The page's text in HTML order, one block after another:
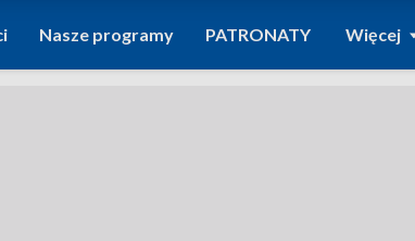
Nasze programy PATRONATY Więcej